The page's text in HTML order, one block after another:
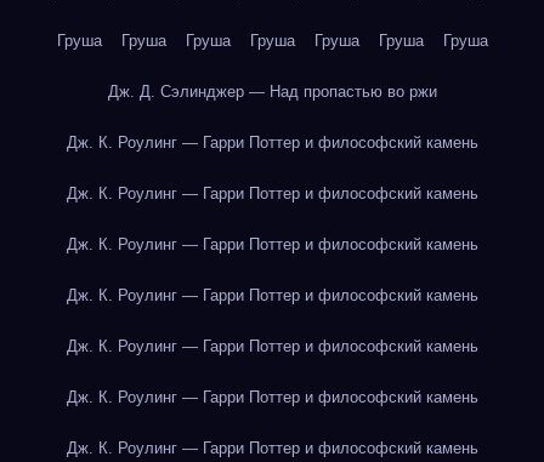
Груша Груша Груша Груша Груша Груша Груша
Дж. Д. Сэлинджер — Над пропастью во ржи
Дж. К. Роулинг — Гарри Поттер и философский камень
Дж. К. Роулинг — Гарри Поттер и философский камень
Дж. К. Роулинг — Гарри Поттер и философский камень
Дж. К. Роулинг — Гарри Поттер и философский камень
Дж. К. Роулинг — Гарри Поттер и философский камень
Дж. К. Роулинг — Гарри Поттер и философский камень
Дж. К. Роулинг — Гарри Поттер и философский камень